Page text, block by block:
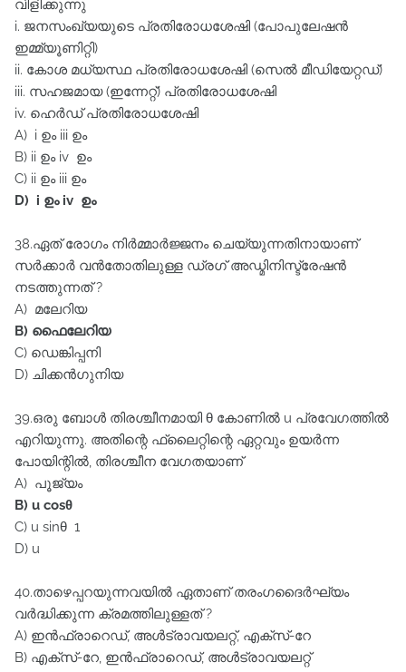
വിളിക്കുന്നു
i. ജനസംഖ്യയുടെ പ്രതിരോധശേഷി (പോപുലേഷൻ
ഇമ്മ്യൂണിറ്റി)
ii. കോശ മധ്യസ്ഥ പ്രതിരോധശേഷി (സെൽ മീഡിയേറ്റഡ്‌)
iii. സഹജമായ (ഇന്നേറ്റ്‌) പ്രതിരോധശേഷി
iv. ഹെർഡ്‌ പ്രതിരോധശേഷി
A) i ഉം iii ഉം
B) ii ഉം iv ഉം
C) ii ഉം iii ഉം
D) i ഉം iv ഉം
38.ഏത്‌ രോഗം നിർമ്മാർജ്ജനം ചെയ്യുന്നതിനായാണ്‌
സർക്കാർ വൻതോതിലുള്ള ഡ്രഗ്‌ അഡ്മിനിസ്ട്രേഷൻ
നടത്തുന്നത്‌ ?
A) മലേറിയ
B) ഫൈലേറിയ
C) ഡെങ്കിപ്പനി
D) ചിക്കൻഗുനിയ
39.ഒരു ബോൾ തിരശ്ചീനമായി θ കോണിൽ u പ്രവേഗത്തിൽ
എറിയുന്നു. അതിന്റെ ഫ്ലൈറ്റിന്റെ ഏറ്റവും ഉയർന്ന
പോയിന്റിൽ, തിരശ്ചീന വേഗതയാണ്‌
A) പൂജ്യം
B) u cosθ
C) u sinθ 1
D) u
40.താഴെപ്പറയുന്നവയിൽ ഏതാണ്‌ തരംഗദൈർഘ്യം
വർദ്ധിക്കുന്ന ക്രമത്തിലുള്ളത്‌ ?
A) ഇൻഫ്രാറെഡ്‌, അൾട്രാവയലറ്റ്‌, എക്സ്‌-റേ
B) എക്സ്‌-റേ, ഇൻഫ്രാറെഡ്‌, അൾട്രാവയലറ്റ്‌